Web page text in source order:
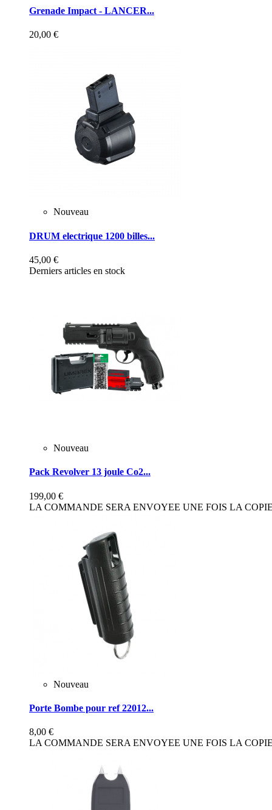
Grenade Impact - LANCER...
20,00 €
Nouveau
DRUM electrique 1200 billes...
45,00 €
Derniers articles en stock
Nouveau
Pack Revolver 13 joule Co2...
199,00 €
LA COMMANDE SERA ENVOYEE UNE FOIS LA
Nouveau
Porte Bombe pour ref 22012...
8,00 €
LA COMMANDE SERA ENVOYEE UNE FOIS LA